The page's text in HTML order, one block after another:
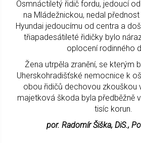
Osmnáctiletý řidič fordu, jedoucí
na Mládežnickou, nedal
Hyundai jedoucímu od centra a
třiapadesátileté řidičky bylo
oplocení rodinného
Žena utrpěla zranění, se kterým
Uherskohradišťské nemocnice k
obou řidičů dechovou zkouškou
majetková škoda byla předběžně
tisíc korun.
por. Radomír Šiška, DiS.,